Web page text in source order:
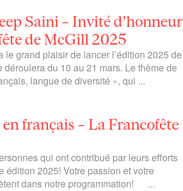
Saini – Invité d’honneur
de McGill 2025
le grand plaisir de lancer l’édition 2025 de
déroulera du 10 au 21 mars. Le thème de
langue de diversité », qui ...
français – La Francofête
qui ont contribué par leurs efforts
édition 2025! Votre passion et votre
dans notre programmation! ...